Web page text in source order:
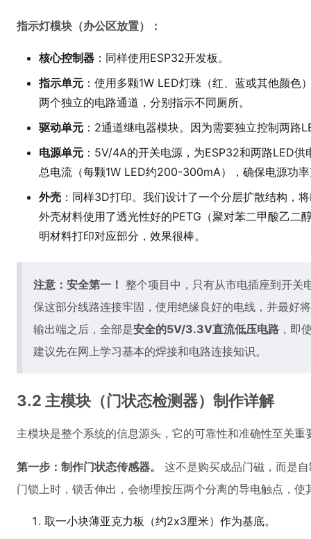
指示灯模块（办公区放置）：
核心控制器 ：同样使用ESP32开发板。
指示单元 ：使用多颗1W LED灯珠（红、蓝或其他颜
两个独立的电路通道，分别指示不同厕所。
驱动单元 ：2通道继电器模块。因为需要独立控制两路
电源单元 ：5V/4A的开关电源，为ESP32和两路LED
总电流（每颗1W LED约200-300mA），确保电源功
外壳 ：同样3D打印。我们设计了一个分层扩散结构，
外壳材料使用了透光性好的PETG（聚对苯二甲酸乙
明材料打印对应部分，效果很棒。
注意：安全第一！ 整个项目中，只有从市电插座到开
保这部分线路连接牢固，使用绝缘良好的电线，并最好
输出端之后，全部是安全的5V/3.3V直流低压电路 ，即
建议先在网上学习基本的焊接和电路连接知识。
3.2 主模块（门状态检测器）制作详解
主模块是整个系统的信息源头，它的可靠性和准确性至关重
第一步：制作门状态传感器。
这不是购买成品门磁，而是
门锁上时，锁舌伸出，会物理按压两个分离的导电触点，使
取一小块薄亚克力板（约2x3厘米）作为基底。